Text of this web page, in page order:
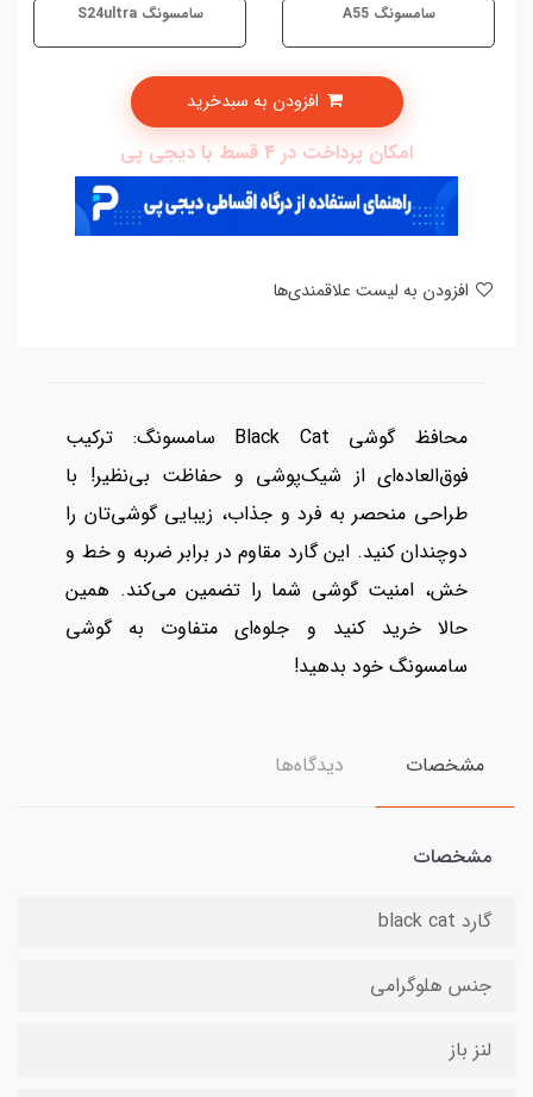
سامسونگ A55 سامسونگ S24ultra
امکان پرداخت در 4 قسط با دیجی پی
محافظ گوشی Black Cat سامسونگ: ترکیب
فوق‌العاده‌ای از شیک‌پوشی و حفاظت بی‌نظیر! با
طراحی منحصر به فرد و جذاب، زیبایی گوشی‌تان را
دوچندان کنید. این گارد مقاوم در برابر ضربه و خط و
خش، امنیت گوشی شما را تضمین می‌کند. همین
حالا خرید کنید و جلوه‌ای متفاوت به گوشی
سامسونگ خود بدهید!
مشخصات دیدگاه‌ها
مشخصات
گارد black cat
جنس هلوگرامی
لنز باز